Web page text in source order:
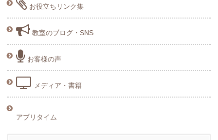
お役立ちリンク集
教室のブログ・SNS
お客様の声
メディア・書籍
アプリタイム